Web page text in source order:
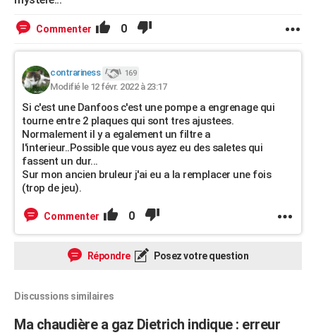
Commenter 0
contrariness 169
Modifié le 12 févr. 2022 à 23:17
Si c'est une Danfoos c'est une pompe a engrenage qui
tourne entre 2 plaques qui sont tres ajustees.
Normalement il y a egalement un filtre a
l'interieur..Possible que vous ayez eu des saletes qui
fassent un dur...
Sur mon ancien bruleur j'ai eu a la remplacer une fois
(trop de jeu).
Commenter 0
Répondre Posez votre question
Discussions similaires
Ma chaudière a gaz Dietrich indique : erreur